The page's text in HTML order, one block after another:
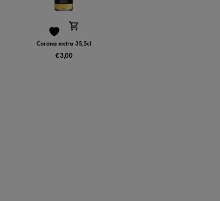
Corona extra 35,5cl
€3,00